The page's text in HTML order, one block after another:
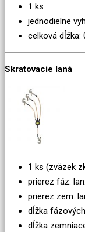
1 ks
jednodielne
celková dĺžka:
Skratovacie laná
1 ks (zväzek
prierez fáz.
prierez zem.
dĺžka
dĺžka